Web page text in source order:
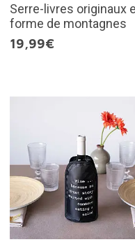
Serre-livres originaux
forme de montagnes
19,99€